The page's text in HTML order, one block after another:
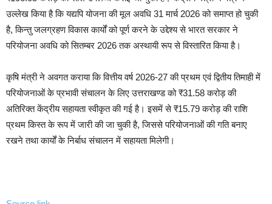
उल्लेख किया है कि यद्यपि योजना की मूल अवधि 31 मार्च 2026 को समाप्त हो चुकी
है, किन्तु जलग्रहण विकास कार्यों को पूर्ण करने के उद्देश्य से भारत सरकार ने
परियोजना अवधि को सितम्बर 2026 तक अस्थायी रूप से विस्तारित किया है।
कृषि मंत्री ने अवगत कराया कि वित्तीय वर्ष 2026-27 की प्रथम एवं द्वितीय तिमाही में
परियोजनाओं के प्रभावी संचालन के लिए उत्तराखण्ड को ₹31.58 करोड़ की
अतिरिक्त केंद्रीय सहायता स्वीकृत की गई है। इसमें से ₹15.79 करोड़ की राशि
प्रथम किस्त के रूप में जारी की जा चुकी है, जिससे परियोजनाओं की गति बनाए
रखने तथा कार्यों के निर्बाध संचालन में सहायता मिलेगी।